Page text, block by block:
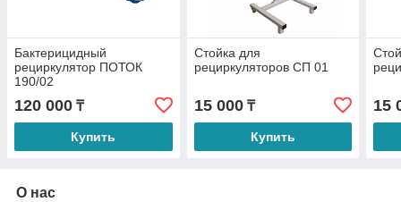
Бактерицидный
рециркулятор ПОТОК
190/02
120 000 ₸
Купить
Стойка для
рециркуляторов СП 01
15 000₸
Купить
15
О нас